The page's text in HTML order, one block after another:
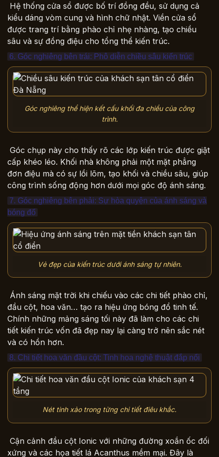
Hệ thống cửa sổ được bố trí đồng đều, sử dụng cả
kiểu dáng vòm cung và hình chữ nhật. Viền cửa sổ
được trang trí bằng phào chỉ nhẹ nhàng, tạo chiều
sâu và sự đồng điệu cho tổng thể kiến trúc.
6. Góc nghiêng bên trái: Phô diễn chiều sâu kiến trúc
Góc nghiêng thể hiện kết cấu khối đa chiều của công
trình.
Góc chụp này cho thấy rõ các lớp kiến trúc được giật
cấp khéo léo. Khối nhà không phải một mặt phẳng
đơn điệu mà có sự lồi lõm, tạo khối và chiều sâu, giúp
công trình sống động hơn dưới mọi góc độ ánh sáng.
7. Góc nghiêng bên phải: Sự hòa quyện của ánh sáng và
bóng đổ
Vẻ đẹp của kiến trúc dưới ánh sáng tự nhiên.
Ánh sáng mặt trời khi chiếu vào các chi tiết phào chỉ,
đầu cột, hoa văn… tạo ra hiệu ứng bóng đổ tinh tế.
Chính những mảng sáng tối này đã làm cho các chi
tiết kiến trúc vốn đã đẹp nay lại càng trở nên sắc nét
và có hồn hơn.
8. Chi tiết hoa văn đầu cột: Tinh hoa nghệ thuật đắp nổi
Nét tinh xảo trong từng chi tiết điêu khắc.
Cận cảnh đầu cột Ionic với những đường xoắn ốc đối
xứng và các họa tiết lá Acanthus mềm mại. Đây là